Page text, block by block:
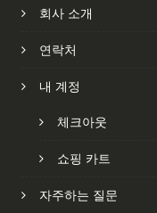
회사 소개
연락처
내 계정
체크아웃
쇼핑 카트
자주하는 질문